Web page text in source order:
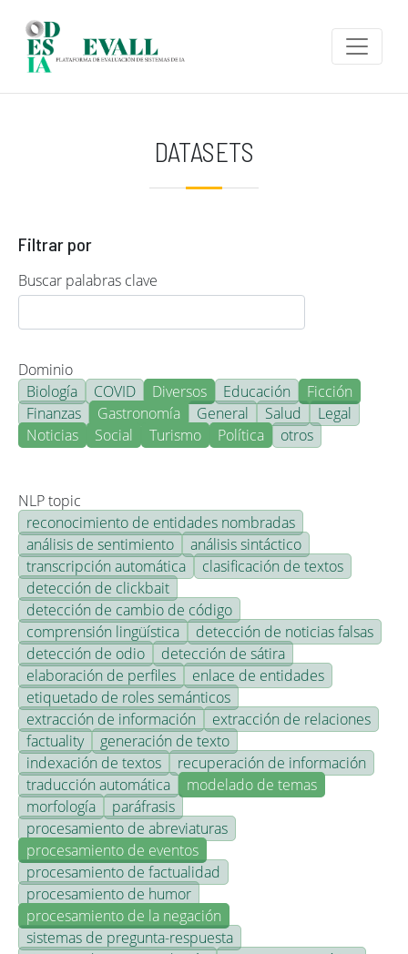
DATASETS
Filtrar por
Buscar palabras clave
Dominio
Biología
COVID Diversos Educación
Ficción
Finanzas
Gastronomía General Salud
Legal
Noticias
Social Turismo Política otros
NLP topic
reconocimiento de entidades nombradas
análisis de sentimiento
análisis sintáctico
transcripción automática
clasificación de textos
detección de clickbait
detección de cambio de código
comprensión lingüística
detección de noticias falsas
detección de odio
detección de sátira
elaboración de perfiles
enlace de entidades
etiquetado de roles semánticos
extracción de información
extracción de relaciones
factuality
generación de texto
indexación de textos
recuperación de información
traducción automática
modelado de temas
morfología
paráfrasis
procesamiento de abreviaturas
procesamiento de eventos
procesamiento de factualidad
procesamiento de humor
procesamiento de la negación
sistemas de pregunta-respuesta